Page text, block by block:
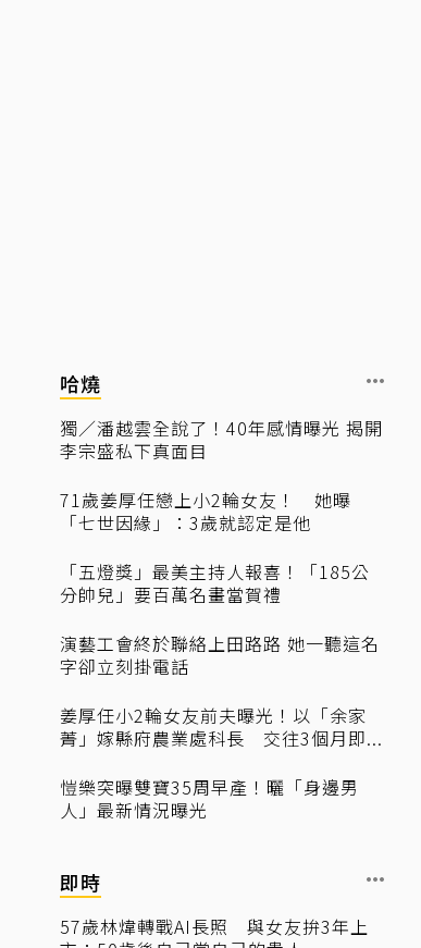
哈燒
獨／潘越雲全說了！40年感情曝光 揭開
李宗盛私下真面目
71歲姜厚任戀上小2輪女友！ 她曝
「七世因緣」：3歲就認定是他
「五燈獎」最美主持人報喜！「185公
分帥兒」要百萬名畫當賀禮
演藝工會終於聯絡上田路路 她一聽這名
字卻立刻掛電話
姜厚任小2輪女友前夫曝光！以「余家
菁」嫁縣府農業處科長 交往3個月即...
愷樂突曝雙寶35周早產！曬「身邊男
人」最新情況曝光
即時
57歲林煒轉戰AI長照 與女友拚3年上